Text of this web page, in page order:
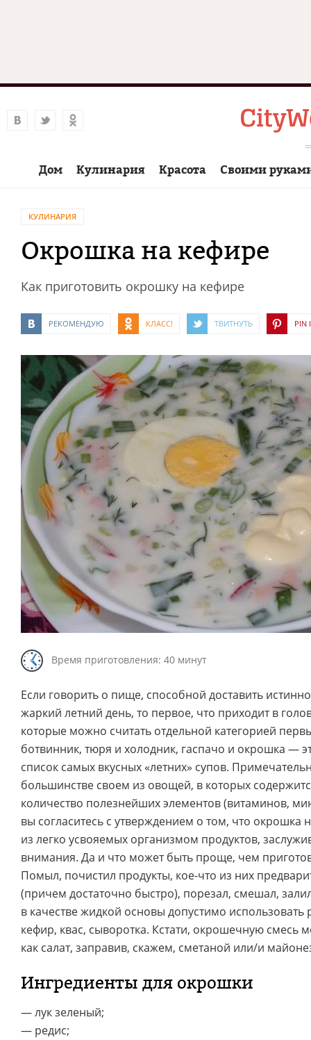
Дом Кулинария Красота Своими
КУЛИНАРИЯ
Окрошка на кефире
Как приготовить окрошку на кефире
РЕКОМЕНДУЮ КЛАСС! ТВИТНУТЬ PIN
Время приготовления: 40 минут
Если говорить о пище, способной доставить
жаркий летний день, то первое, что приходит в
которые можно считать отдельной категорией
ботвинник, тюря и холодник, гаспачо и окрошка —
список самых вкусных «летних» супов.
большинстве своем из овощей, в которых
количество полезнейших элементов (витаминов,
вы согласитесь с утверждением о том, что окрошка
из легко усвояемых организмом продуктов,
внимания. Да и что может быть проще, чем
Помыл, почистил продукты, кое-что из них
(причем достаточно быстро), порезал, смешал,
в качестве жидкой основы допустимо
кефир, квас, сыворотка. Кстати, окрошечную смесь
как салат, заправив, скажем, сметаной или/и
Ингредиенты для окрошки
— лук зеленый;
— редис;